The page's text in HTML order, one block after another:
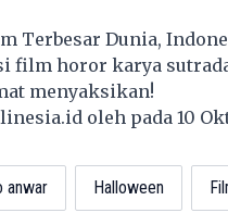
Terbesar Dunia,
film horor karya
menyaksikan!
oleh pada 10
anwar Halloween